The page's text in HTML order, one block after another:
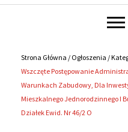
menu
serwisu
Ścieżka
nawigacyjna
Strona Główna Ogłoszenia
Wszczęte Postępowanie
Warunkach Zabudowy, Dla
Mieszkalnego Jednorodzinnego I
Działek Ewid. Nr 46/2 O